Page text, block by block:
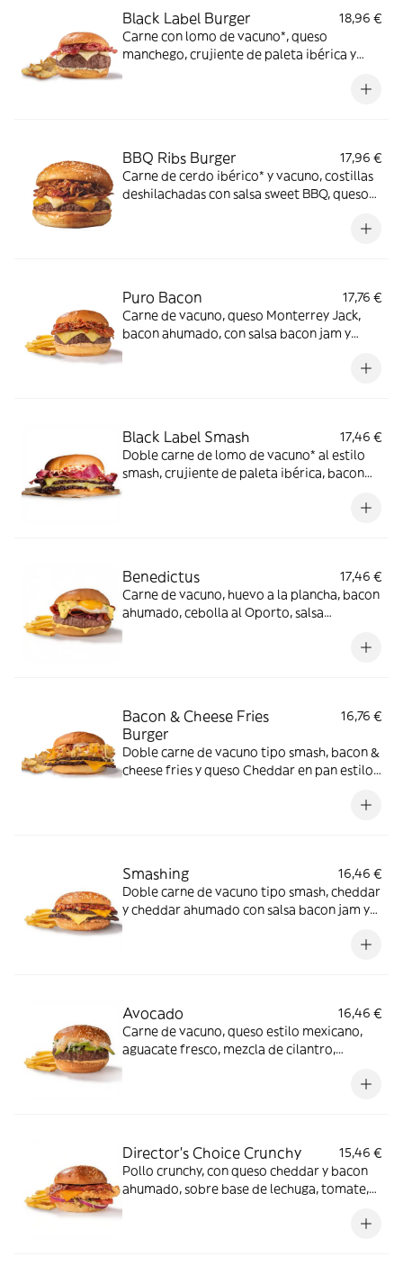
Black Label Burger
18,96 €
Carne con lomo de vacuno*, queso
manchego, crujiente de paleta ibérica y
BBQ Ribs Burger
17,96 €
Carne de cerdo ibérico* y vacuno, costillas
deshilachadas con salsa sweet BBQ, queso
Puro Bacon
17,76 €
Carne de vacuno, queso Monterrey Jack,
bacon ahumado, con salsa bacon jam y
Black Label Smash
17,46 €
Doble carne de lomo de vacuno* al estilo
smash, crujiente de paleta ibérica, bacon
huevo frito en pan estilo brioche. *60% de
Benedictus
17,46 €
Carne de vacuno, huevo a la plancha, bacon
ahumado, cebolla al Oporto, salsa
Bacon & Cheese Fries
Burger
16,76 €
Doble carne de vacuno tipo smash, bacon &
cheese fries y queso Cheddar en pan estilo
Smashing
16,46 €
Doble carne de vacuno tipo smash, cheddar
y cheddar ahumado con salsa bacon jam y
Avocado
16,46 €
Carne de vacuno, queso estilo mexicano,
aguacate fresco, mezcla de cilantro,
Director's Choice Crunchy
15,46 €
Pollo crunchy, con queso cheddar y bacon
ahumado, sobre base de lechuga, tomate,